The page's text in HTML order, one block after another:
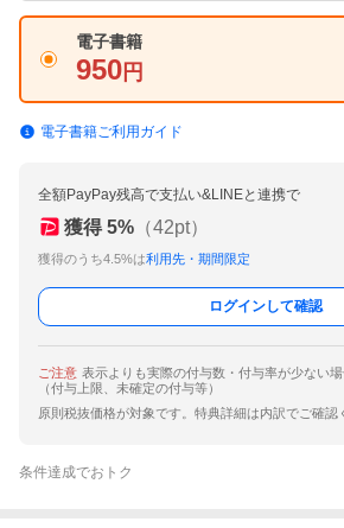
電子書籍
950 円
電子書籍ご利用ガイド
全額PayPay残高で支払い&LINEと連携で
獲得 5% （42pt）
獲得のうち4.5%は利用先・期間限定
ログインして確認
ご注意 表示よりも実際の付与数・付与率が少ない
（付与上限、未確定の付与等）
原則税抜価格が対象です。特典詳細は内訳でご確認
条件達成でおトク